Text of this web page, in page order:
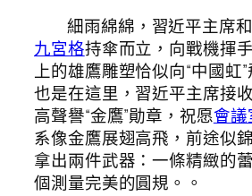
細雨綿綿，習近平主席
九宮格持傘而立，向戰機揮
上的雄鷹雕塑恰似向“中國虹
也是在這里，習近平主席接
高聲譽“金鷹”勛章，祝愿會議
系像金鷹展翅高飛，前途似
拿出兩件武器：一條精緻的
個測量完美的圓規。。